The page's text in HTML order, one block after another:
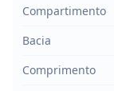
Compartimento
Bacia
Comprimento